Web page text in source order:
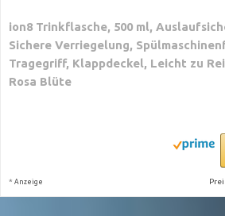
ion8 Trinkflasche, 500 ml,
Sichere Verriegelung,
Tragegriff, Klappdeckel, Leicht zu
Rosa Blüte
* Anzeige